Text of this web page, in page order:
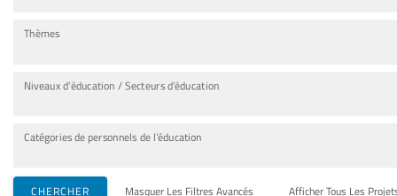
Thèmes
Niveaux d’éducation / Secteurs d’éducation
Catégories de personnels de l’éducation
CHERCHER Masquer Les Filtres Avancés Afficher Tous Les